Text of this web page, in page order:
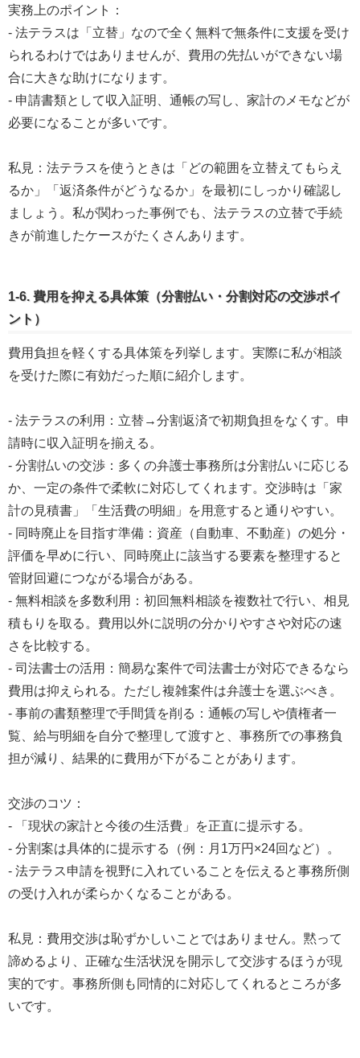
実務上のポイント：
- 法テラスは「立替」なので全く無料で無条件に支援を受け
られるわけではありませんが、費用の先払いができない場
合に大きな助けになります。
- 申請書類として収入証明、通帳の写し、家計のメモなどが
必要になることが多いです。
私見：法テラスを使うときは「どの範囲を立替えてもらえ
るか」「返済条件がどうなるか」を最初にしっかり確認し
ましょう。私が関わった事例でも、法テラスの立替で手続
きが前進したケースがたくさんあります。
1-6. 費用を抑える具体策（分割払い・分割対応の交渉ポイ
ント）
費用負担を軽くする具体策を列挙します。実際に私が相談
を受けた際に有効だった順に紹介します。
- 法テラスの利用：立替→分割返済で初期負担をなくす。申
請時に収入証明を揃える。
- 分割払いの交渉：多くの弁護士事務所は分割払いに応じる
か、一定の条件で柔軟に対応してくれます。交渉時は「家
計の見積書」「生活費の明細」を用意すると通りやすい。
- 同時廃止を目指す準備：資産（自動車、不動産）の処分・
評価を早めに行い、同時廃止に該当する要素を整理すると
管財回避につながる場合がある。
- 無料相談を多数利用：初回無料相談を複数社で行い、相見
積もりを取る。費用以外に説明の分かりやすさや対応の速
さを比較する。
- 司法書士の活用：簡易な案件で司法書士が対応できるなら
費用は抑えられる。ただし複雑案件は弁護士を選ぶべき。
- 事前の書類整理で手間賃を削る：通帳の写しや債権者一
覧、給与明細を自分で整理して渡すと、事務所での事務負
担が減り、結果的に費用が下がることがあります。
交渉のコツ：
- 「現状の家計と今後の生活費」を正直に提示する。
- 分割案は具体的に提示する（例：月1万円×24回など）。
- 法テラス申請を視野に入れていることを伝えると事務所側
の受け入れが柔らかくなることがある。
私見：費用交渉は恥ずかしいことではありません。黙って
諦めるより、正確な生活状況を開示して交渉するほうが現
実的です。事務所側も同情的に対応してくれるところが多
いです。